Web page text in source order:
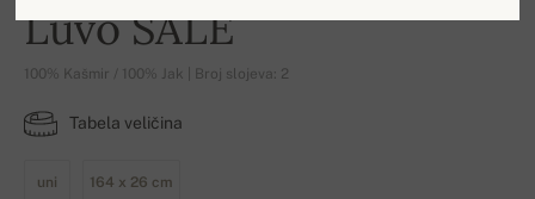
Luvo SALE
100% Kašmir / 100% Jak | Broj slojeva: 2
Tabela veličina
uni 164 x 26 cm